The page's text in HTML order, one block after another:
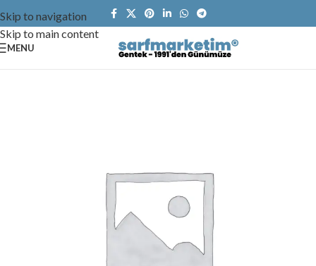
Skip to navigation
Skip to main content
MENU